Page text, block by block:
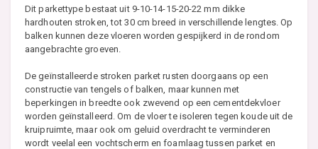
Dit parkettype bestaat uit 9-10-14-15-20-22 mm dikke
hardhouten stroken, tot 30 cm breed in verschillende lengtes. Op
balken kunnen deze vloeren worden gespijkerd in de rondom
aangebrachte groeven.
De geïnstalleerde stroken parket rusten doorgaans op een
constructie van tengels of balken, maar kunnen met
beperkingen in breedte ook zwevend op een cementdekvloer
worden geïnstalleerd. Om de vloer te isoleren tegen koude uit de
kruipruimte, maar ook om geluid overdracht te verminderen
wordt veelal een vochtscherm en foamlaag tussen parket en